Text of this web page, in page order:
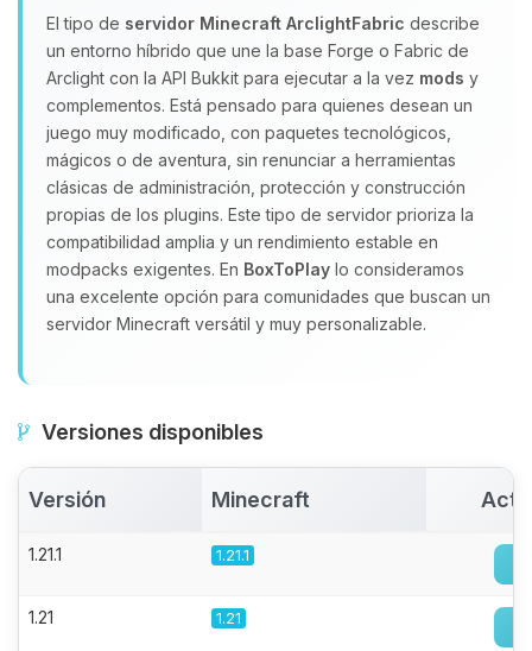
El tipo de servidor Minecraft ArclightFabric describe
un entorno híbrido que une la base Forge o Fabric de
Arclight con la API Bukkit para ejecutar a la vez mods y
complementos. Está pensado para quienes desean un
juego muy modificado, con paquetes tecnológicos,
mágicos o de aventura, sin renunciar a herramientas
clásicas de administración, protección y construcción
propias de los plugins. Este tipo de servidor prioriza la
compatibilidad amplia y un rendimiento estable en
modpacks exigentes. En BoxToPlay lo consideramos
una excelente opción para comunidades que buscan un
servidor Minecraft versátil y muy personalizable.
Versiones disponibles
Versión Minecraft
1.21.1 1.21.1
1.21 1.21
pequenos circuitos para ayudarte.